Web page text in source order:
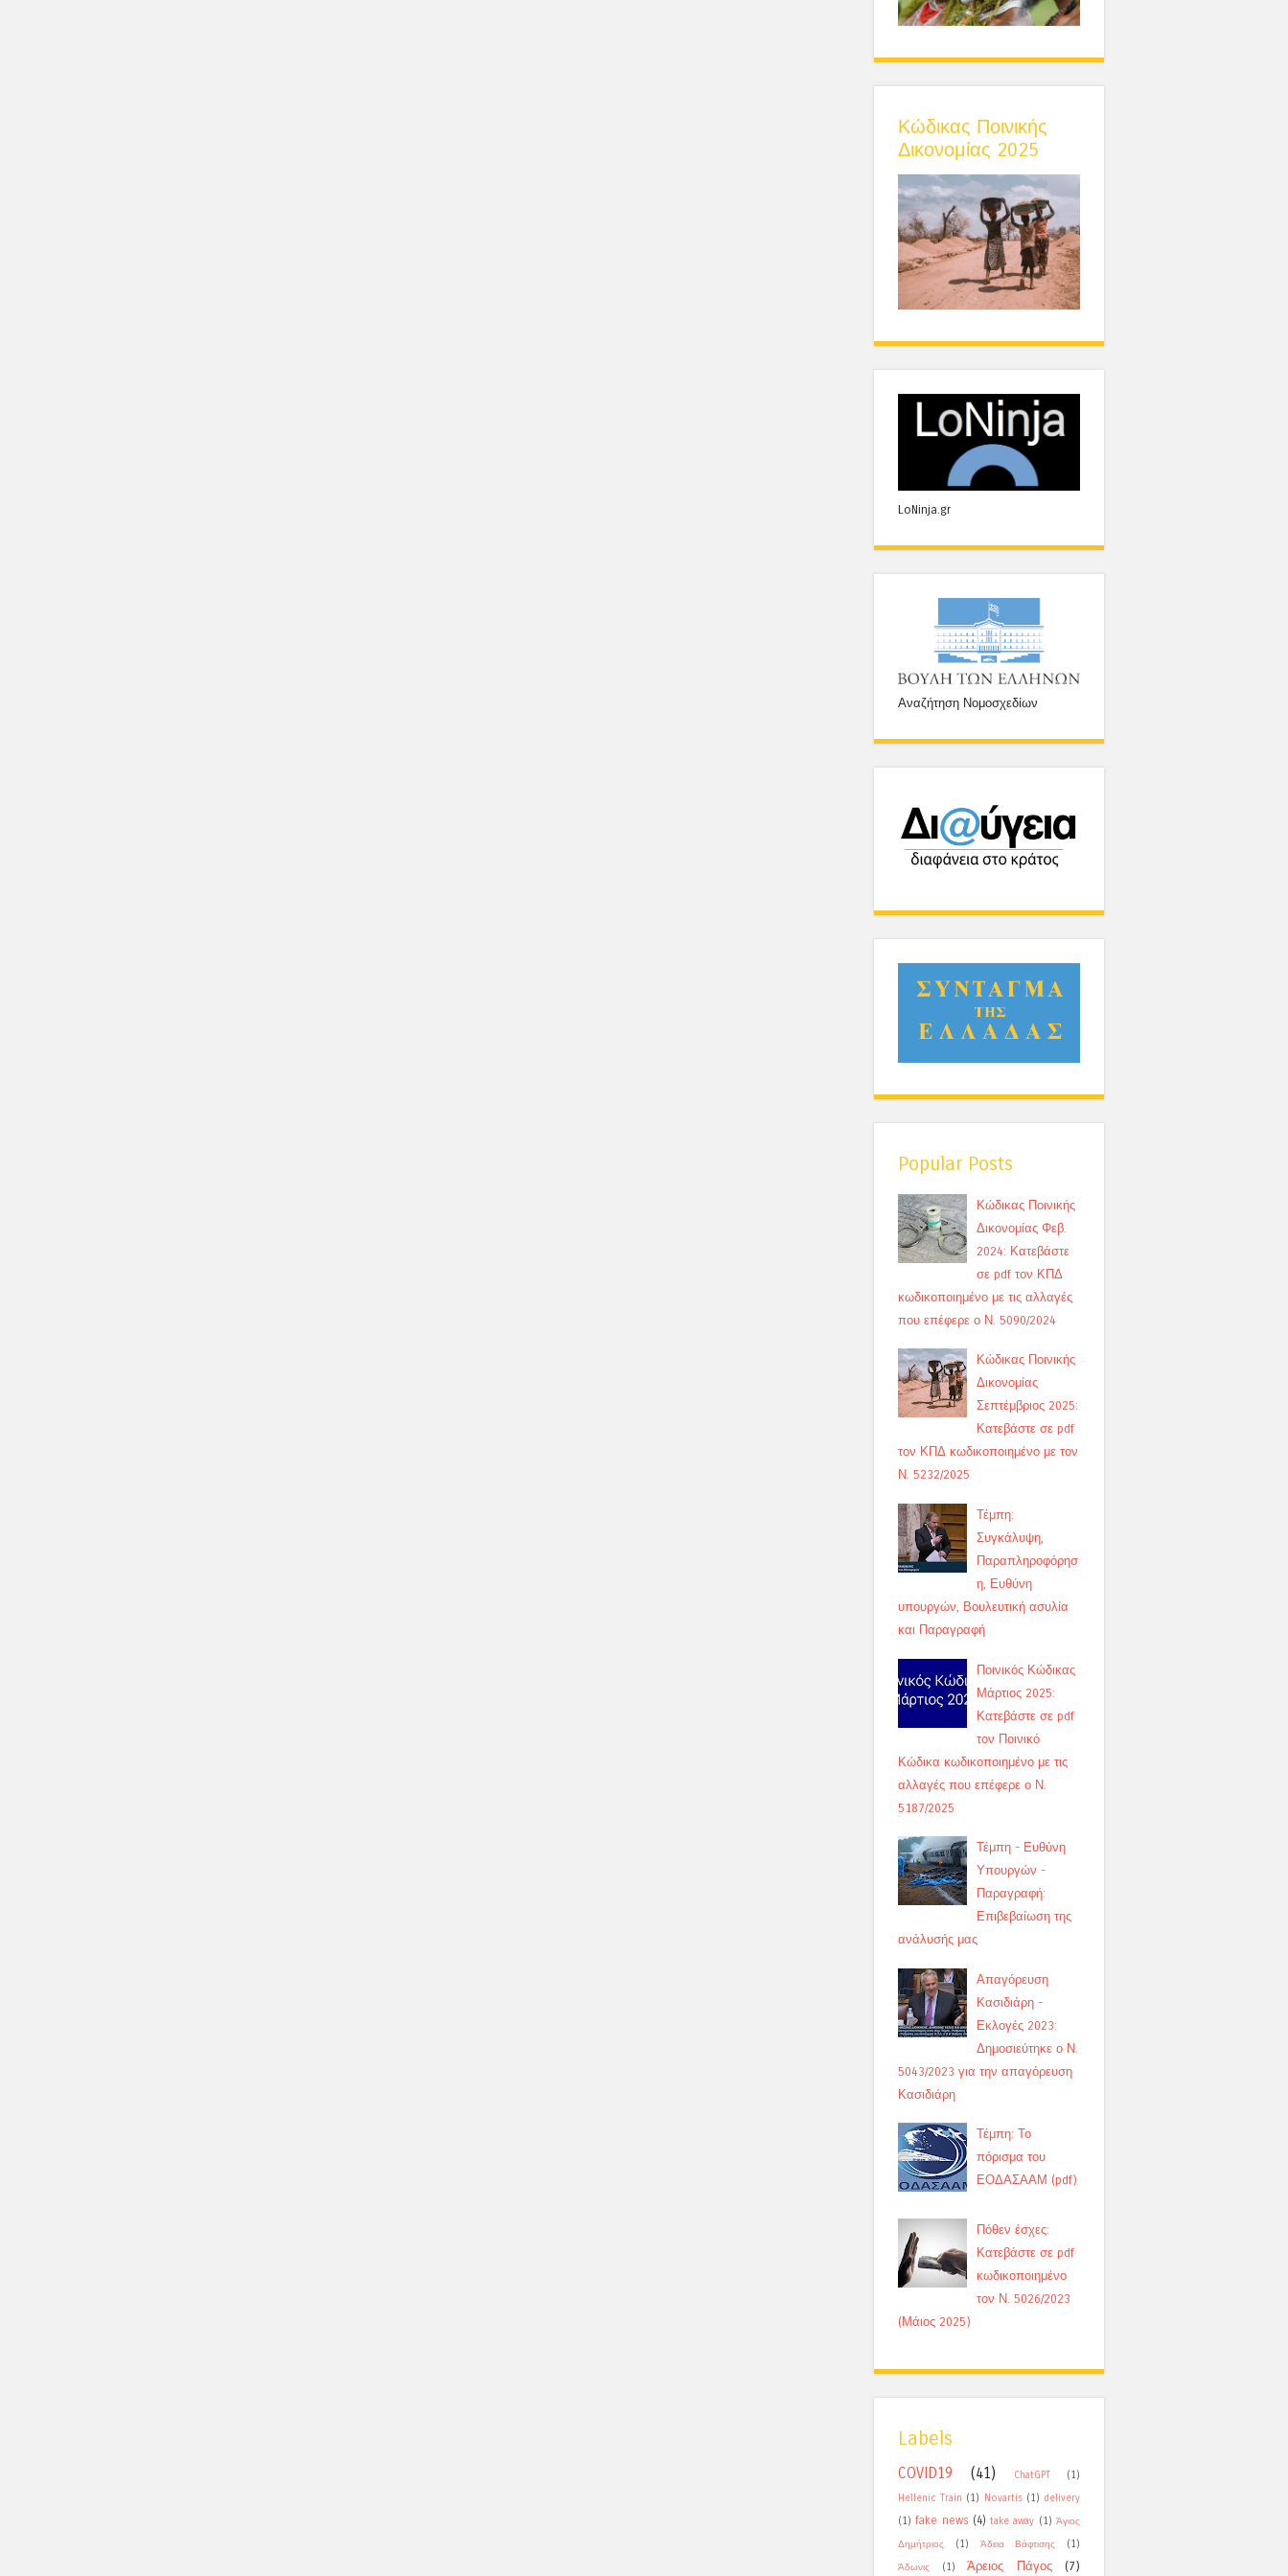
Κώδικας Ποινικής
Δικονομίας 2025
LoNinja.gr
Αναζήτηση Νομοσχεδίων
Popular Posts
Κώδικας Ποινικής
Δικονομίας Φεβ.
2024: Κατεβάστε
σε pdf τον ΚΠΔ
κωδικοποιημένο με τις αλλαγές
που επέφερε ο Ν. 5090/2024
Κώδικας Ποινικής
Δικονομίας
Σεπτέμβριος 2025:
Κατεβάστε σε pdf
τον ΚΠΔ κωδικοποιημένο με τον
Ν. 5232/2025
Τέμπη:
Συγκάλυψη,
Παραπληροφόρησ
η, Ευθύνη
υπουργών, Βουλευτική ασυλία
και Παραγραφή
Ποινικός Κώδικας
Μάρτιος 2025:
Κατεβάστε σε pdf
τον Ποινικό
Κώδικα κωδικοποιημένο με τις
αλλαγές που επέφερε ο Ν.
5187/2025
Τέμπη - Ευθύνη
Υπουργών -
Παραγραφή:
Επιβεβαίωση της
ανάλυσής μας
Απαγόρευση
Κασιδιάρη -
Εκλογές 2023:
Δημοσιεύτηκε ο Ν.
5043/2023 για την απαγόρευση
Κασιδιάρη
Τέμπη: Το
πόρισμα του
ΕΟΔΑΣΑΑΜ (pdf)
Πόθεν έσχες:
Κατεβάστε σε pdf
κωδικοποιημένο
τον Ν. 5026/2023
(Μάιος 2025)
Labels
COVID19 (41) ChatGPT
(1)
Hellenic Train (1) Novartis (1) delivery
(1) fake news (4) take away (1) Άγιος
Δημήτριος
(1) Άδεια Βάφτισης
(1)
Άδωνις
(1) Άρειος Πάγος (7)